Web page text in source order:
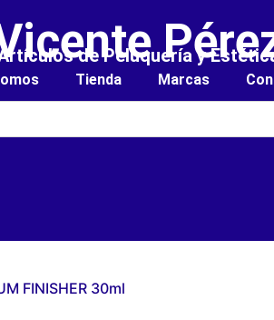
de Peluquería y
Tienda Marcas
FINISHER 30ml